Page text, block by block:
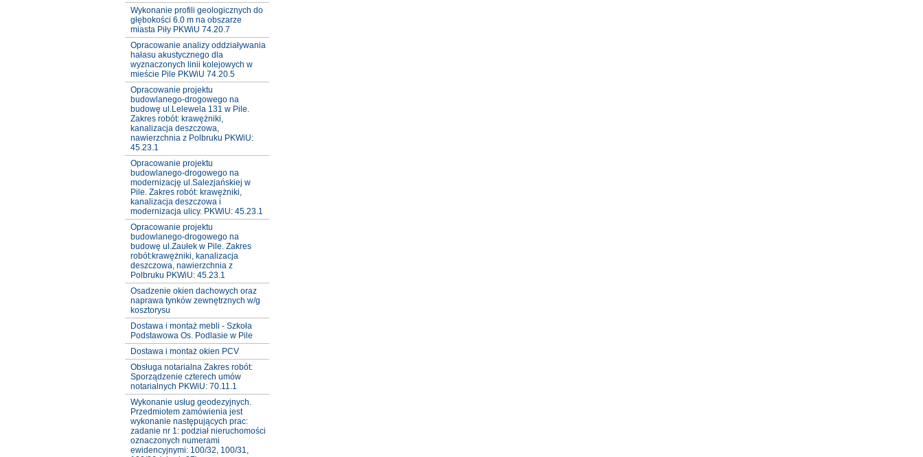
Wykonanie profili geologicznych do
głębokości 6.0 m na obszarze
miasta Piły PKWiU 74.20.7
Opracowanie analizy oddziaływania
hałasu akustycznego dla
wyznaczonych linii kolejowych w
mieście Pile PKWiU 74.20.5
Opracowanie projektu
budowlanego-drogowego na
budowę ul.Lelewela 131 w Pile.
Zakres robót: krawężniki,
kanalizacja deszczowa,
nawierzchnia z Polbruku PKWiU:
45.23.1
Opracowanie projektu
budowlanego-drogowego na
modernizację ul.Salezjańskiej w
Pile. Zakres robót: krawężniki,
kanalizacja deszczowa i
modernizacja ulicy. PKWiU: 45.23.1
Opracowanie projektu
budowlanego-drogowego na
budowę ul.Zaułek w Pile. Zakres
robót:krawężniki, kanalizacja
deszczowa, nawierzchnia z
Polbruku PKWiU: 45.23.1
Osadzenie okien dachowych oraz
naprawa tynków zewnętrznych w/g
kosztorysu
Dostawa i montaż mebli - Szkoła
Podstawowa Os. Podlasie w Pile
Dostawa i montaż okien PCV
Obsługa notarialna Zakres robót:
Sporządzenie czterech umów
notarialnych PKWiU: 70.11.1
Wykonanie usług geodezyjnych.
Przedmiotem zamówienia jest
wykonanie następujących prac:
zadanie nr 1: podział nieruchomości
oznaczonych numerami
ewidencyjnymi: 100/32, 100/31,